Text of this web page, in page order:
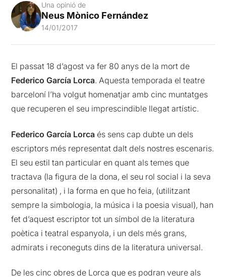
Una opinió de
Neus Mònico Fernández
14/01/2017
El passat 18 d’agost va fer 80 anys de la mort de
Federico García Lorca. Aquesta temporada el teatre
barceloní l’ha volgut homenatjar amb cinc muntatges
que recuperen el seu imprescindible llegat artístic.
Federico García Lorca és sens cap dubte un dels
escriptors més representat dalt dels nostres escenaris.
El seu estil tan particular en quant als temes que
tractava (la figura de la dona, el seu rol social i la seva
personalitat) , i la forma en que ho feia, (utilitzant
sempre la simbologia, la música i la poesia visual), han
fet d’aquest escriptor tot un símbol de la literatura
poètica i teatral espanyola, i un dels més grans,
admirats i reconeguts dins de la literatura universal.
De les cinc obres de Lorca que es podran veure als